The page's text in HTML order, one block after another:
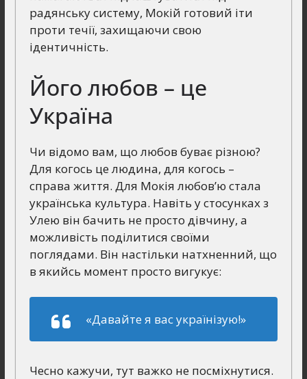
радянську систему, Мокій готовий іти
проти течії, захищаючи свою
ідентичність.
Його любов – це
Україна
Чи відомо вам, що любов буває різною?
Для когось це людина, для когось –
справа життя. Для Мокія любов’ю стала
українська культура. Навіть у стосунках з
Улею він бачить не просто дівчину, а
можливість поділитися своїми
поглядами. Він настільки натхненний, що
в якийсь момент просто вигукує:
«Давайте я вас українізую!»
Чесно кажучи, тут важко не посміхнутися.